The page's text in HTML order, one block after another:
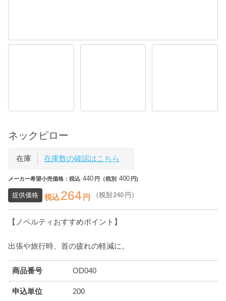
ネックピロー
在庫 在庫数の確認はこちら
メーカー希望小売価格：税込 440 円（税別 400 円)
提供価格 税込264 円 （税別 240 円）
【ノベルティおすすめポイント】
出張や旅行時、首の疲れの軽減に。
商品番号 OD040
申込単位 200